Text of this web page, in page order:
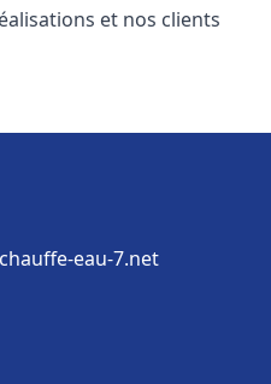
et nos clients
eau-7.net